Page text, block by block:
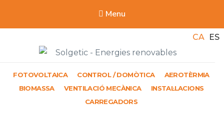
Menu
Serveis de energies renovables per a edificis
CA ES
FOTOVOLTAICA CONTROL / DOMÒTICA
AEROTÈRMIA
BIOMASSA
VENTILACIÓ MECÀNICA
INSTAL·LACIONS
CARREGADORS